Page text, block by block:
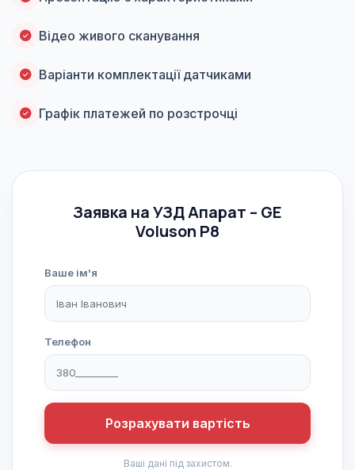
Відео живого сканування
Варіанти комплектації датчиками
Графік платежей по розстрочці
Заявка на УЗД Апарат – GE
Voluson P8
Ваше ім'я
Телефон
Розрахувати вартість
Ваші дані під захистом.